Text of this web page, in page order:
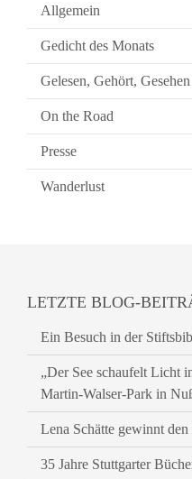
Allgemein
Gedicht des Monats
Gelesen, Gehört, Gesehen
On the Road
Presse
Wanderlust
LETZTE BLOG-
Ein Besuch in der
„Der See schaufelt Licht
Martin-Walser-Park in
Lena Schätte gewinnt
35 Jahre Stuttgarter